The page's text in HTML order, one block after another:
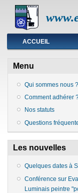
Menu principal
ACCUEIL
Menu
Qui sommes nous ?
Comment adhérer
Nos statuts
Questions
Les nouvelles
Quelques dates à
Conférence sur
Luminais peintre